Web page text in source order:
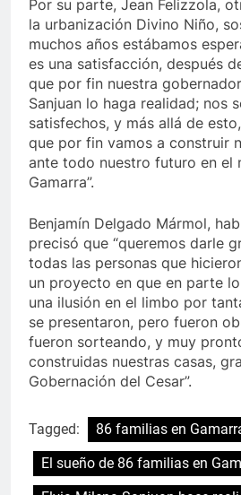
Por su parte, Jean Felizzola,
la urbanización Divino Niño,
muchos años estábamos
es una satisfacción, después
que por fin nuestra
Sanjuan lo haga realidad; nos
satisfechos, y más allá de
que por fin vamos a construir
ante todo nuestro futuro en el
Gamarra”.
Benjamín Delgado Mármol,
precisó que “queremos darle
todas las personas que
un proyecto en que en parte
una ilusión en el limbo por
se presentaron, pero fueron
fueron sorteando, y muy
construidas nuestras casas,
Gobernación del Cesar”.
Tagged:
86 familias en
El sueño de 86 familias en